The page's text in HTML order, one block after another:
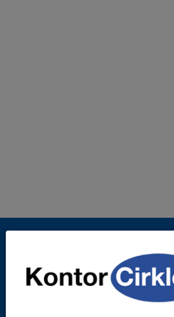
v/køb over 799,- eksl. moms med
mulighed for dag-til-dag levering.